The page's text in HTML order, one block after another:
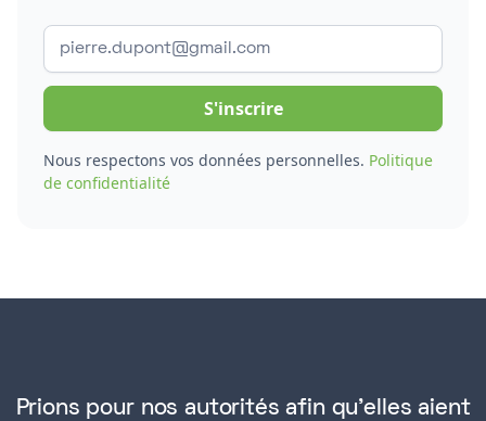
Nous respectons vos données personnelles. Politique
de confidentialité
Prions pour nos autorités afin qu'elles aient